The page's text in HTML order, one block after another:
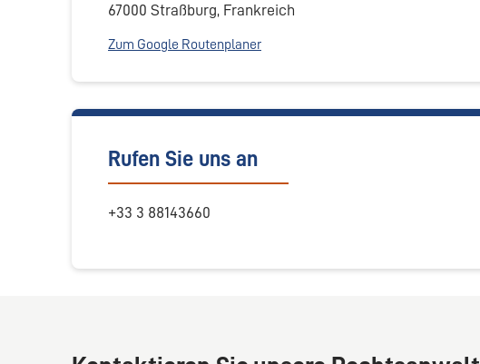
67000 Straßburg, Frankreich
Zum Google Routenplaner
Rufen Sie uns an
+33 3 88143660